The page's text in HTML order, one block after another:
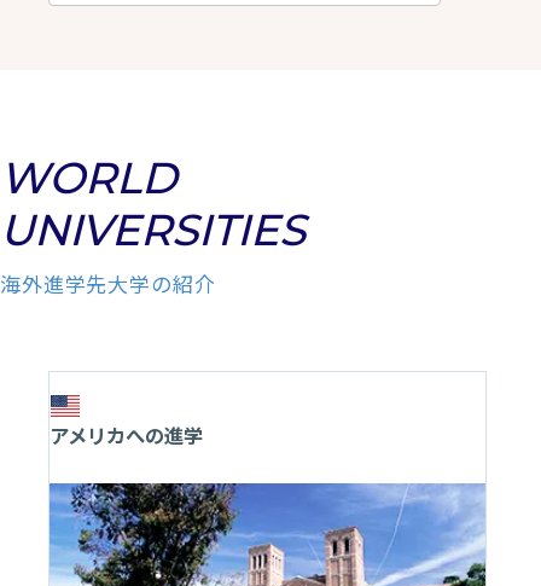
WORLD
UNIVERSITIES
海外進学先大学の紹介
アメリカへの進学